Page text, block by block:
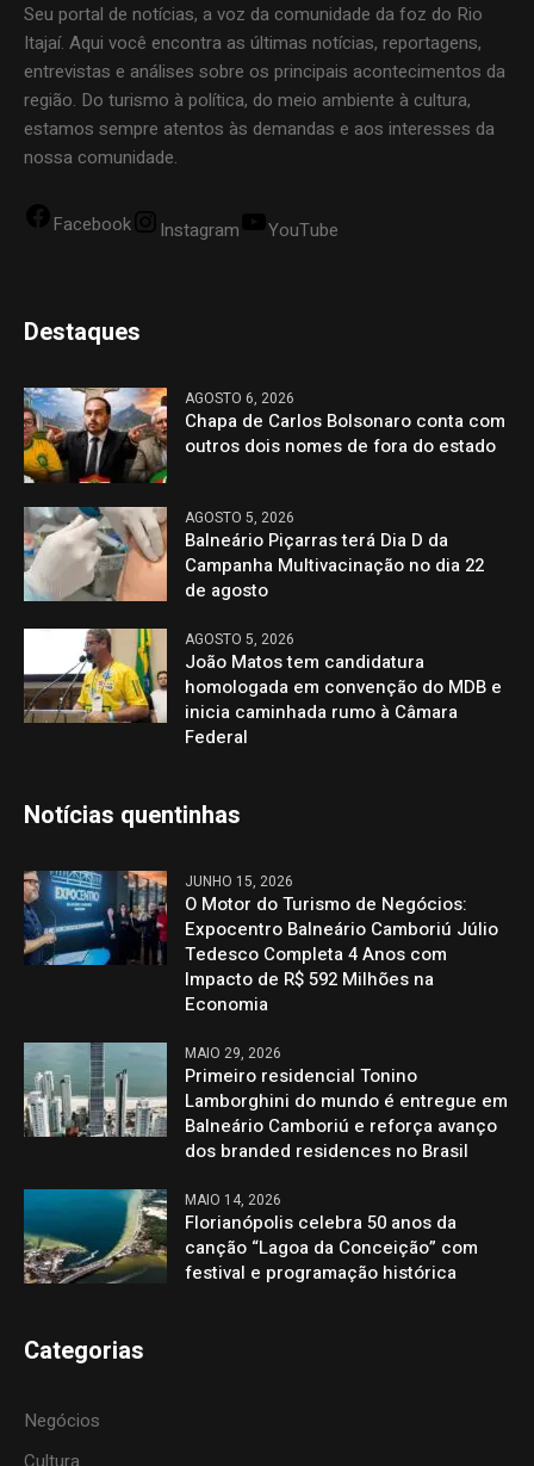
Seu portal de notícias, a voz da comunidade da foz do Rio
Itajaí. Aqui você encontra as últimas notícias, reportagens,
entrevistas e análises sobre os principais acontecimentos da
região. Do turismo à política, do meio ambiente à cultura,
estamos sempre atentos às demandas e aos interesses da
nossa comunidade.
Facebook Instagram YouTube
Destaques
AGOSTO 6, 2026
Chapa de Carlos Bolsonaro conta com
outros dois nomes de fora do estado
AGOSTO 5, 2026
Balneário Piçarras terá Dia D da
Campanha Multivacinação no dia 22
de agosto
AGOSTO 5, 2026
João Matos tem candidatura
homologada em convenção do MDB e
inicia caminhada rumo à Câmara
Federal
Notícias quentinhas
JUNHO 15, 2026
O Motor do Turismo de Negócios:
Expocentro Balneário Camboriú Júlio
Tedesco Completa 4 Anos com
Impacto de R$ 592 Milhões na
Economia
MAIO 29, 2026
Primeiro residencial Tonino
Lamborghini do mundo é entregue em
Balneário Camboriú e reforça avanço
dos branded residences no Brasil
MAIO 14, 2026
Florianópolis celebra 50 anos da
canção “Lagoa da Conceição” com
festival e programação histórica
Categorias
Negócios